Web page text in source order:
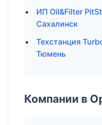
ИП Oil&Filter
Сахалинск
Техстанция
Тюмень
Компании в